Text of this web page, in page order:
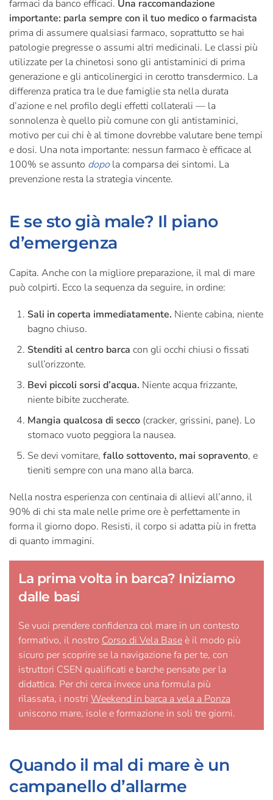
farmaci da banco efficaci. Una raccomandazione
importante: parla sempre con il tuo medico o farmacista
prima di assumere qualsiasi farmaco, soprattutto se hai
patologie pregresse o assumi altri medicinali. Le classi più
utilizzate per la chinetosi sono gli antistaminici di prima
generazione e gli anticolinergici in cerotto transdermico. La
differenza pratica tra le due famiglie sta nella durata
d’azione e nel profilo degli effetti collaterali — la
sonnolenza è quello più comune con gli antistaminici,
motivo per cui chi è al timone dovrebbe valutare bene tempi
e dosi. Una nota importante: nessun farmaco è efficace al
100% se assunto dopo la comparsa dei sintomi. La
prevenzione resta la strategia vincente.
E se sto già male? Il piano
d’emergenza
Capita. Anche con la migliore preparazione, il mal di mare
può colpirti. Ecco la sequenza da seguire, in ordine:
Sali in coperta immediatamente. Niente cabina, niente
bagno chiuso.
Stenditi al centro barca con gli occhi chiusi o fissati
sull’orizzonte.
Bevi piccoli sorsi d’acqua. Niente acqua frizzante,
niente bibite zuccherate.
Mangia qualcosa di secco (cracker, grissini, pane). Lo
stomaco vuoto peggiora la nausea.
Se devi vomitare, fallo sottovento, mai sopravento, e
tieniti sempre con una mano alla barca.
Nella nostra esperienza con centinaia di allievi all’anno, il
90% di chi sta male nelle prime ore è perfettamente in
forma il giorno dopo. Resisti, il corpo si adatta più in fretta
di quanto immagini.
La prima volta in barca? Iniziamo
dalle basi
Se vuoi prendere confidenza col mare in un contesto
formativo, il nostro Corso di Vela Base è il modo più
sicuro per scoprire se la navigazione fa per te, con
istruttori CSEN qualificati e barche pensate per la
didattica. Per chi cerca invece una formula più
rilassata, i nostri Weekend in barca a vela a Ponza
uniscono mare, isole e formazione in soli tre giorni.
Quando il mal di mare è un
campanello d’allarme